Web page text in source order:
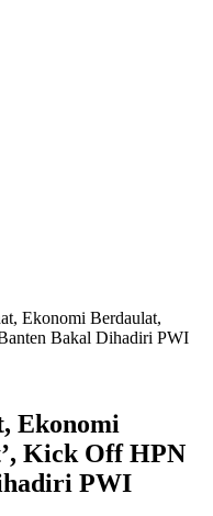
Ekonomi Berdaulat,
Bakal Dihadiri PWI
Ekonomi
Kick Off HPN
PWI